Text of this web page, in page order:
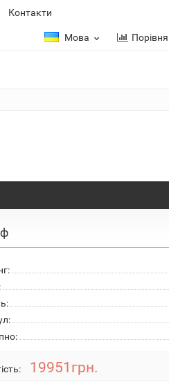
Контакти
Мова
19951грн.